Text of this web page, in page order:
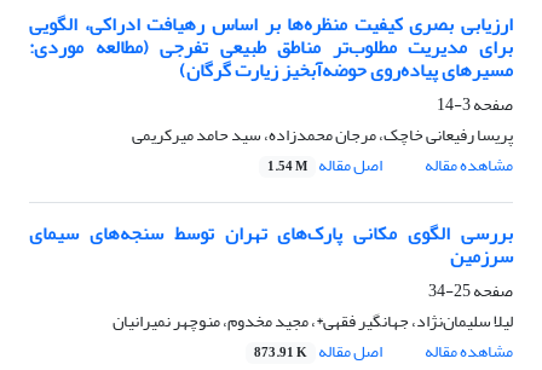
ارزیابی بصری کیفیت منظره‌ها بر اساس رهیافت ادراکی، الگویی
برای مدیریت مطلوب‌تر مناطق طبیعی تفرجی (مطالعه موردی:
مسیرهای پیاده‌روی حوضه‌آبخیز زیارت گرگان)
صفحه3-14
پریسا رفیعانی خاچک، مرجان محمدزاده، سید حامد میرکریمی
مشاهده مقاله
اصل مقاله 1.54 M
بررسی الگوی مکانی پارک‌های تهران توسط سنجه‌های سیمای
سرزمین
صفحه25-34
لیلا سلیمان‌نژاد، جهانگیر فقهی*، مجید مخدوم، منوچهر نمیرانیان
مشاهده مقاله
اصل مقاله 873.91 K